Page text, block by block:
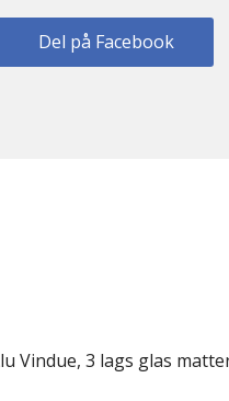
Del på Facebook
Vindue, 3 lags glas